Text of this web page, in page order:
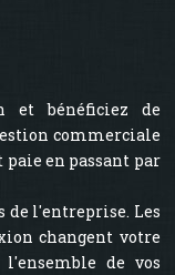
et bénéficiez de
commerciale
paie en passant par
de l'entreprise. Les
changent votre
de vos